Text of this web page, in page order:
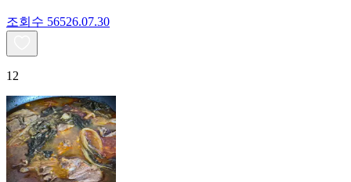
조회수 56526.07.30
12